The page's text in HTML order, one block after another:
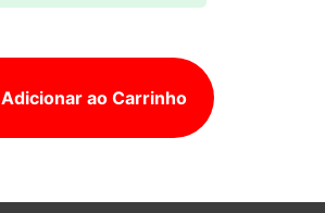
Adicionar ao Carrinho